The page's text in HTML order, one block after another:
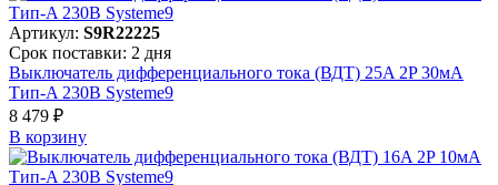
Артикул: S9R22225
Срок поставки: 2 дня
Выключатель дифференциального тока (ВДТ) 25A 2P 30мА
Тип-A 230В Systeme9
8 479 ₽
В корзинy